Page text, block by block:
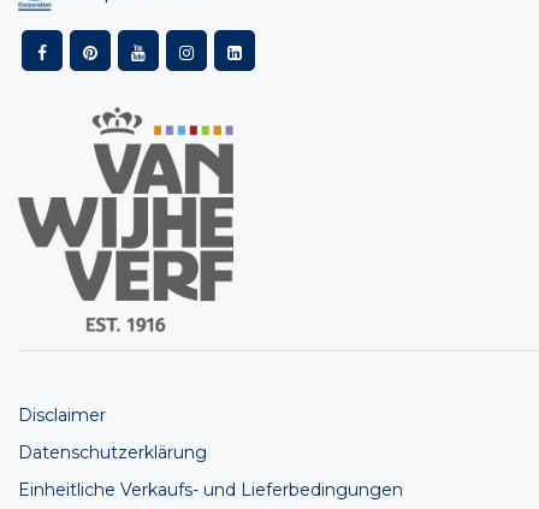
Disclaimer
Datenschutzerklärung
Einheitliche Verkaufs- und Lieferbedingungen